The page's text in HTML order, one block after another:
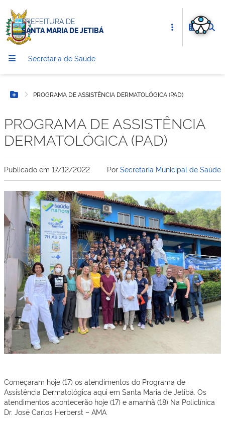
PREFEITURA DE
SANTA MARIA DE JETIBÁ
Secretaria de Saúde
Botão Menu
PROGRAMA DE ASSISTÊNCIA DERMATOLÓGICA (PAD)
PROGRAMA DE ASSISTÊNCIA
DERMATOLÓGICA (PAD)
Publicado em 17/12/2022 Por Secretaria Municipal de Saúde
Começaram hoje (17) os atendimentos do Programa de
Assistência Dermatológica aqui em Santa Maria de Jetibá. Os
atendimentos acontecerão hoje (17) e amanhã (18) Na Policlínica
Dr. José Carlos Herberst – AMA